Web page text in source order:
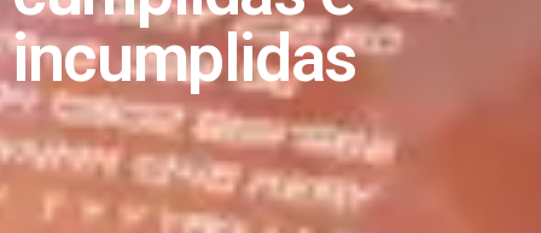
incumplidas